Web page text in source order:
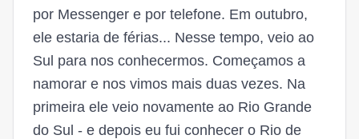
por Messenger e por telefone. Em outubro,
ele estaria de férias... Nesse tempo, veio ao
Sul para nos conhecermos. Começamos a
namorar e nos vimos mais duas vezes. Na
primeira ele veio novamente ao Rio Grande
do Sul - e depois eu fui conhecer o Rio de